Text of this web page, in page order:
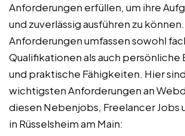
Anforderungen erfüllen, um ihre
und zuverlässig ausführen zu
Anforderungen umfassen sowohl
Qualifikationen als auch
und praktische Fähigkeiten. Hier
wichtigsten Anforderungen an
diesen Nebenjobs, Freelancer Jobs
in Rüsselsheim am Main: